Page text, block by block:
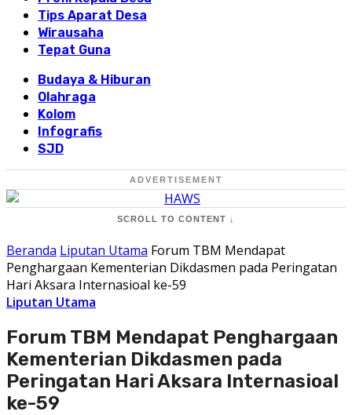
Tips Aparat Desa
Wirausaha
Tepat Guna
Budaya & Hiburan
Olahraga
Kolom
Infografis
SJD
ADVERTISEMENT
SCROLL TO CONTENT ↓
Beranda Liputan Utama Forum TBM Mendapat
Penghargaan Kementerian Dikdasmen pada Peringatan
Hari Aksara Internasioal ke-59
Liputan Utama
Forum TBM Mendapat Penghargaan
Kementerian Dikdasmen pada
Peringatan Hari Aksara Internasioal
ke-59